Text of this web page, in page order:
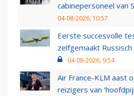
cabinepersoneel van
04-08-2026, 10:57
Eerste succesvolle
zelfgemaakt
04-08-2026, 9:54
Air France-KLM aast
reizigers van